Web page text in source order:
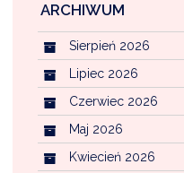
ARCHIWUM
Sierpień 2026
Lipiec 2026
Czerwiec 2026
Maj 2026
Kwiecień 2026